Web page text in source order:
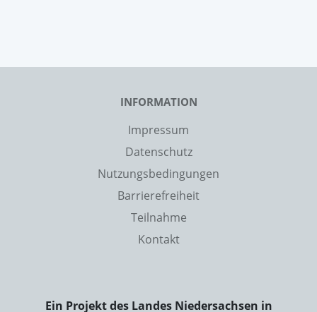
INFORMATION
Impressum
Datenschutz
Nutzungsbedingungen
Barrierefreiheit
Teilnahme
Kontakt
Ein Projekt des Landes Niedersachsen in